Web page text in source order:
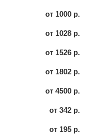
от 1000 р.
от 1028 р.
от 1526 р.
от 1802 р.
от 4500 р.
от 342 р.
от 195 р.